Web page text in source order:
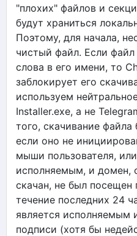
"плохих" файлов и
будут храниться
Поэтому, для начала,
чистый файл. Если
слова в его имени, то
заблокирует его
используем
Installer.exe, а не
того, скачивание файла
если оно не
мыши пользователя,
исполняемым, и домен,
скачан, не был посещен
течение последних 24
является исполняемым
подписи (хотя бы